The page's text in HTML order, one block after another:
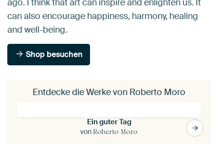
can also encourage happiness, harmony, healing
and well-being.
Shop besuchen
Entdecke die Werke von Roberto Moro
Ein guter Tag
von Roberto Moro